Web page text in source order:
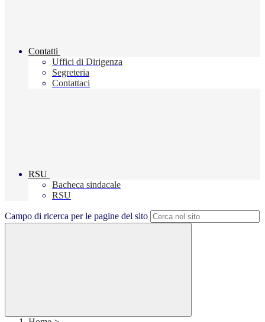
Contatti
Uffici di Dirigenza
Segreteria
Contattaci
RSU
Bacheca sindacale
RSU
Campo di ricerca per le pagine del sito